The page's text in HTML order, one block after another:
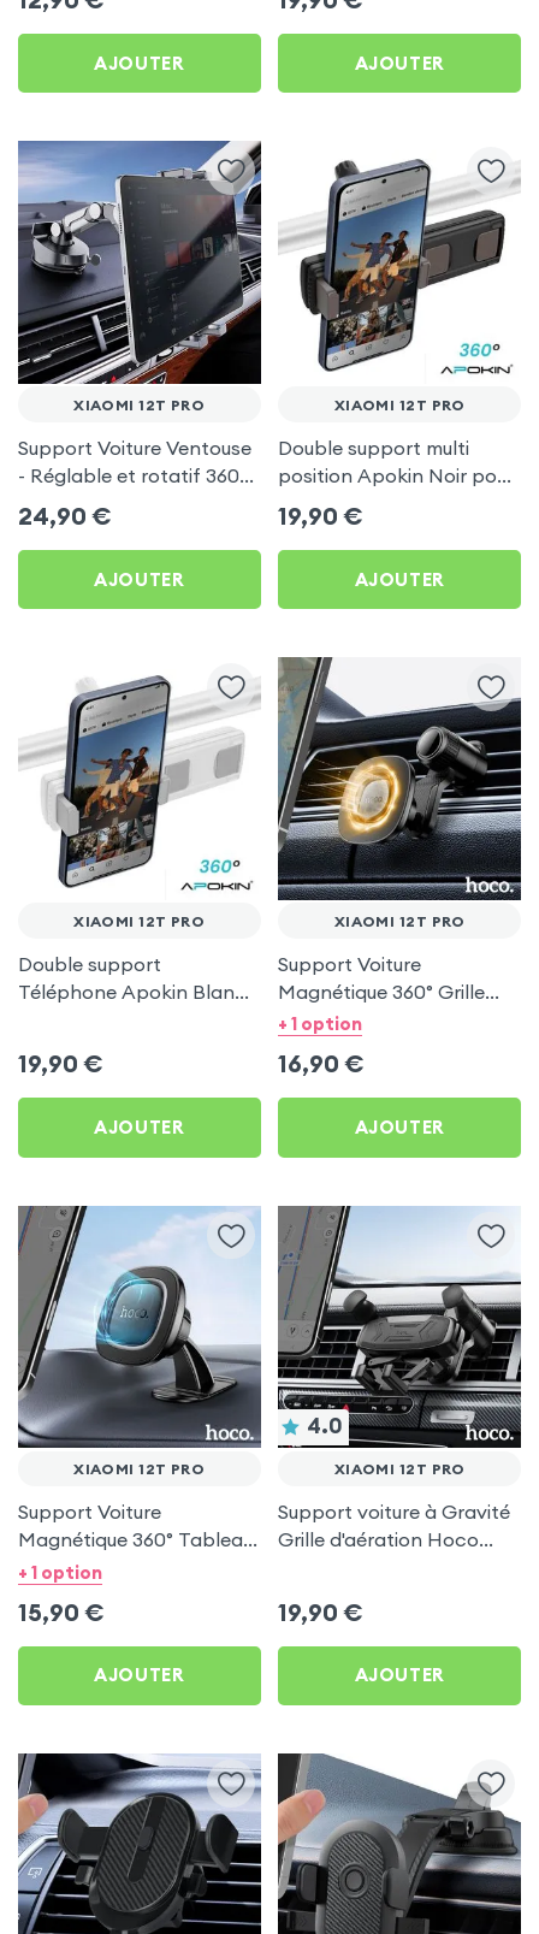
AJOUTER AJOUTER
XIAOMI 12T PRO
Support Voiture Ventouse
- Réglable et rotatif 360°
pour Xiaomi 12T Pro
24,90 €
AJOUTER
XIAOMI 12T PRO
Double support multi
position Apokin Noir pour
Xiaomi 12T Pro
19,90 €
AJOUTER
XIAOMI 12T PRO
Double support
Téléphone Apokin Blanc
et Twitch
19,90 €
AJOUTER
XIAOMI 12T PRO
Support Voiture
Magnétique 360° Grille
d'aération Hoco pour
+ 1 option
16,90 €
AJOUTER
XIAOMI 12T PRO
Support Voiture
Magnétique 360° Tableau
de bord Hoco pour Xiaomi
+ 1 option
15,90 €
AJOUTER
4.0
XIAOMI 12T PRO
Support voiture à Gravité
Grille d'aération Hoco
19,90 €
AJOUTER